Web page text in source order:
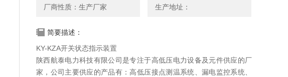
厂商性质：生产厂家 生产地址：
简要描述：
KY-KZA开关状态指示装置
陕西航泰电力科技有限公司是专注于高低压电力设备及元件供应的厂
家，公司主要供应的产品有：高低压接点测温系统、漏电监控系统、